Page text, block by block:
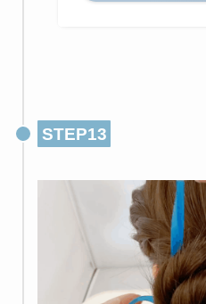
STEP13